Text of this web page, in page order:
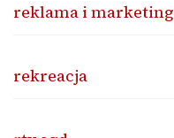
reklama i marketing
rekreacja